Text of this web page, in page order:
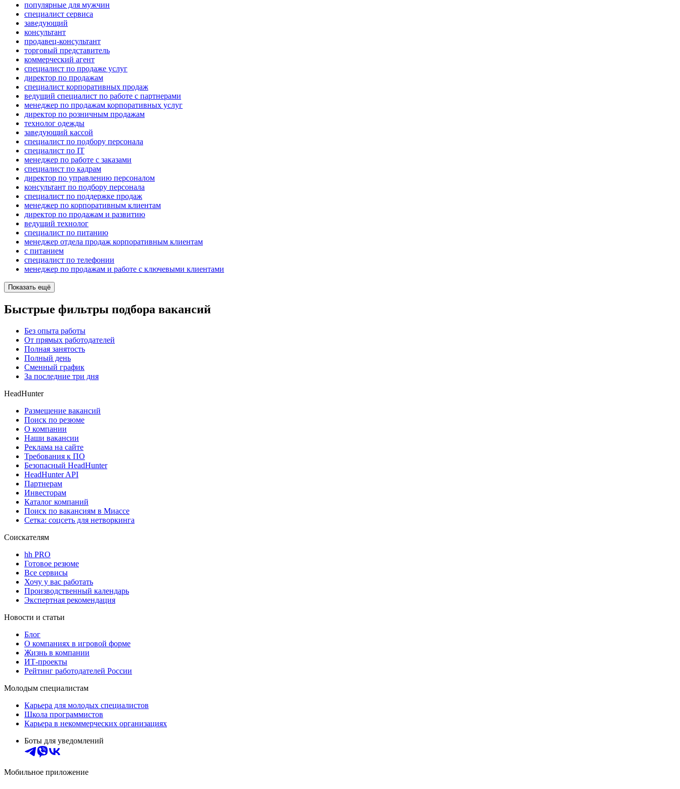
популярные для мужчин
специалист сервиса
заведующий
консультант
продавец-консультант
торговый представитель
коммерческий агент
специалист по продаже услуг
директор по продажам
специалист корпоративных продаж
ведущий специалист по работе с партнерами
менеджер по продажам корпоративных услуг
директор по розничным продажам
технолог одежды
заведующий кассой
специалист по подбору персонала
специалист по IT
менеджер по работе с заказами
специалист по кадрам
директор по управлению персоналом
консультант по подбору персонала
специалист по поддержке продаж
менеджер по корпоративным клиентам
директор по продажам и развитию
ведущий технолог
специалист по питанию
менеджер отдела продаж корпоративным клиентам
с питанием
специалист по телефонии
менеджер по продажам и работе с ключевыми клиентами
Показать ещё
Быстрые фильтры подбора вакансий
Без опыта работы
От прямых работодателей
Полная занятость
Полный день
Сменный график
За последние три дня
HeadHunter
Размещение вакансий
Поиск по резюме
О компании
Наши вакансии
Реклама на сайте
Требования к ПО
Безопасный HeadHunter
HeadHunter API
Партнерам
Инвесторам
Каталог компаний
Поиск по вакансиям в Миассе
Сетка: соцсеть для нетворкинга
Соискателям
hh PRO
Готовое резюме
Все сервисы
Хочу у вас работать
Производственный календарь
Экспертная рекомендация
Новости и статьи
Блог
О компаниях в игровой форме
Жизнь в компании
ИТ-проекты
Рейтинг работодателей России
Молодым специалистам
Карьера для молодых специалистов
Школа программистов
Карьера в некоммерческих организациях
Боты для уведомлений
Мобильное приложение